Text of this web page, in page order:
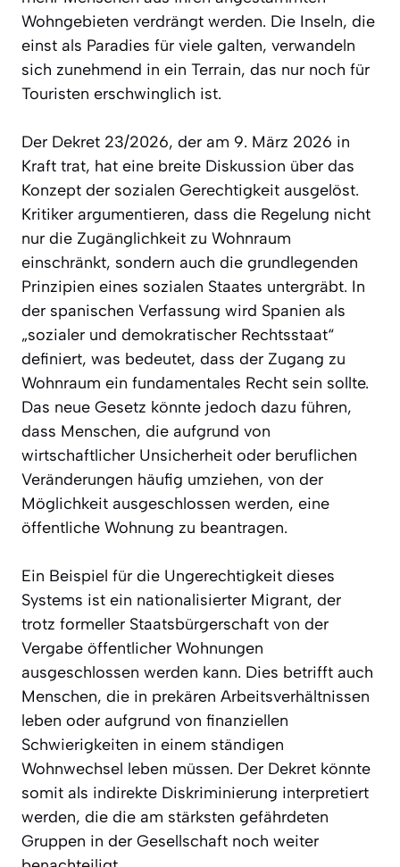
Wohngebieten verdrängt werden. Die Inseln, die
einst als Paradies für viele galten, verwandeln
sich zunehmend in ein Terrain, das nur noch für
Touristen erschwinglich ist.
Der Dekret 23/2026, der am 9. März 2026 in
Kraft trat, hat eine breite Diskussion über das
Konzept der sozialen Gerechtigkeit ausgelöst.
Kritiker argumentieren, dass die Regelung nicht
nur die Zugänglichkeit zu Wohnraum
einschränkt, sondern auch die grundlegenden
Prinzipien eines sozialen Staates untergräbt. In
der spanischen Verfassung wird Spanien als
„sozialer und demokratischer Rechtsstaat“
definiert, was bedeutet, dass der Zugang zu
Wohnraum ein fundamentales Recht sein sollte.
Das neue Gesetz könnte jedoch dazu führen,
dass Menschen, die aufgrund von
wirtschaftlicher Unsicherheit oder beruflichen
Veränderungen häufig umziehen, von der
Möglichkeit ausgeschlossen werden, eine
öffentliche Wohnung zu beantragen.
Ein Beispiel für die Ungerechtigkeit dieses
Systems ist ein nationalisierter Migrant, der
trotz formeller Staatsbürgerschaft von der
Vergabe öffentlicher Wohnungen
ausgeschlossen werden kann. Dies betrifft auch
Menschen, die in prekären Arbeitsverhältnissen
leben oder aufgrund von finanziellen
Schwierigkeiten in einem ständigen
Wohnwechsel leben müssen. Der Dekret könnte
somit als indirekte Diskriminierung interpretiert
werden, die die am stärksten gefährdeten
Gruppen in der Gesellschaft noch weiter